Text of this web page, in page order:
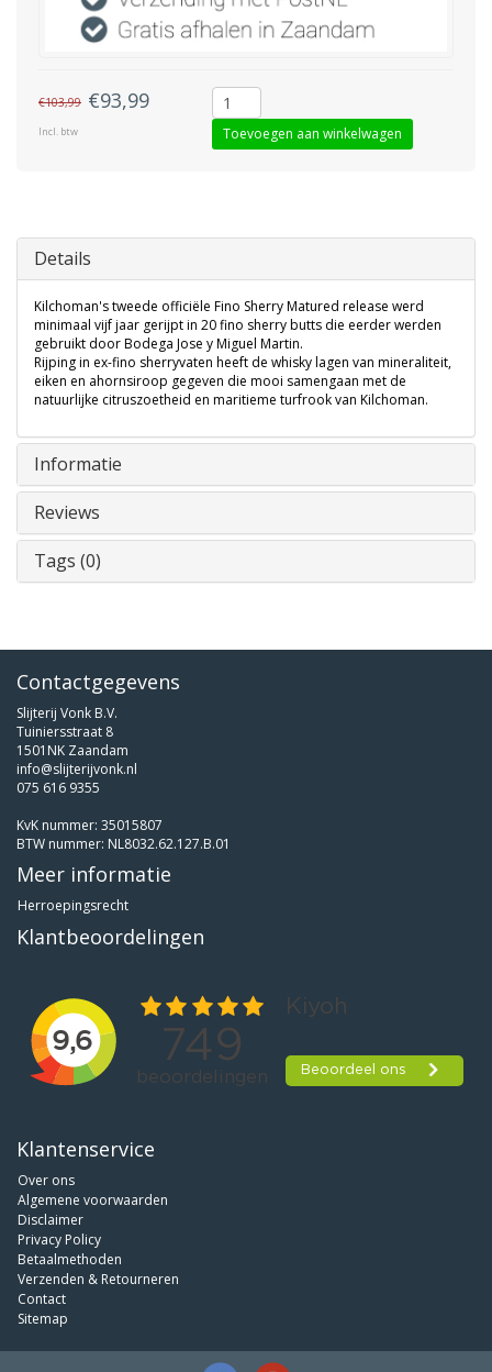
€103,99 €93,99
Incl. btw Toevoegen aan winkelwagen
Details
Kilchoman's tweede officiële Fino Sherry Matured release werd
minimaal vijf jaar gerijpt in 20 fino sherry butts die eerder werden
gebruikt door Bodega Jose y Miguel Martin.
Rijping in ex-fino sherryvaten heeft de whisky lagen van mineraliteit,
eiken en ahornsiroop gegeven die mooi samengaan met de
natuurlijke citruszoetheid en maritieme turfrook van Kilchoman.
Informatie
Reviews
Tags (0)
Contactgegevens
Slijterij Vonk B.V.
Tuiniersstraat 8
1501NK Zaandam
info@slijterijvonk.nl
075 616 9355
KvK nummer: 35015807
BTW nummer: NL8032.62.127.B.01
Meer informatie
Herroepingsrecht
Klantbeoordelingen
Klantenservice
Over ons
Algemene voorwaarden
Disclaimer
Privacy Policy
Betaalmethoden
Verzenden & Retourneren
Contact
Sitemap